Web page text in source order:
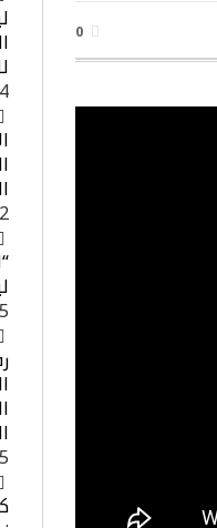
0
24
22
5 تموز,2026
5 تموز,2026